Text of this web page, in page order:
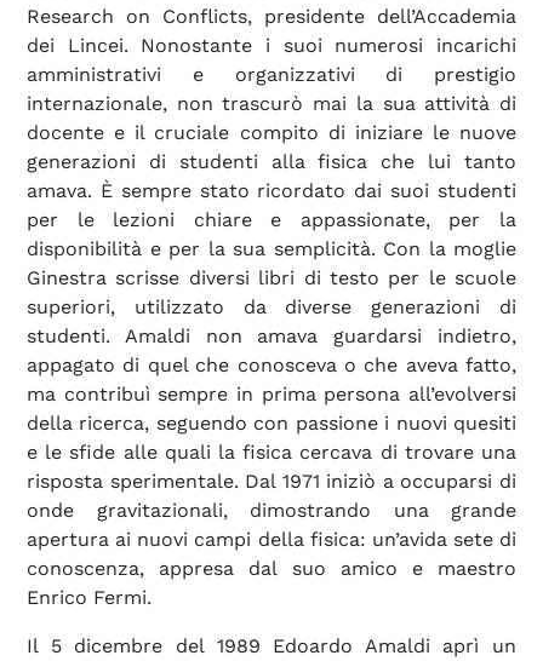
Research on Conflicts, presidente dell’Accademia
dei Lincei. Nonostante i suoi numerosi incarichi
amministrativi e organizzativi di prestigio
internazionale, non trascurò mai la sua attività di
docente e il cruciale compito di iniziare le nuove
generazioni di studenti alla fisica che lui tanto
amava. È sempre stato ricordato dai suoi studenti
per le lezioni chiare e appassionate, per la
disponibilità e per la sua semplicità. Con la moglie
Ginestra scrisse diversi libri di testo per le scuole
superiori, utilizzato da diverse generazioni di
studenti. Amaldi non amava guardarsi indietro,
appagato di quel che conosceva o che aveva fatto,
ma contribuì sempre in prima persona all’evolversi
della ricerca, seguendo con passione i nuovi quesiti
e le sfide alle quali la fisica cercava di trovare una
risposta sperimentale. Dal 1971 iniziò a occuparsi di
onde gravitazionali, dimostrando una grande
apertura ai nuovi campi della fisica: un’avida sete di
conoscenza, appresa dal suo amico e maestro
Enrico Fermi.
Il 5 dicembre del 1989 Edoardo Amaldi aprì un